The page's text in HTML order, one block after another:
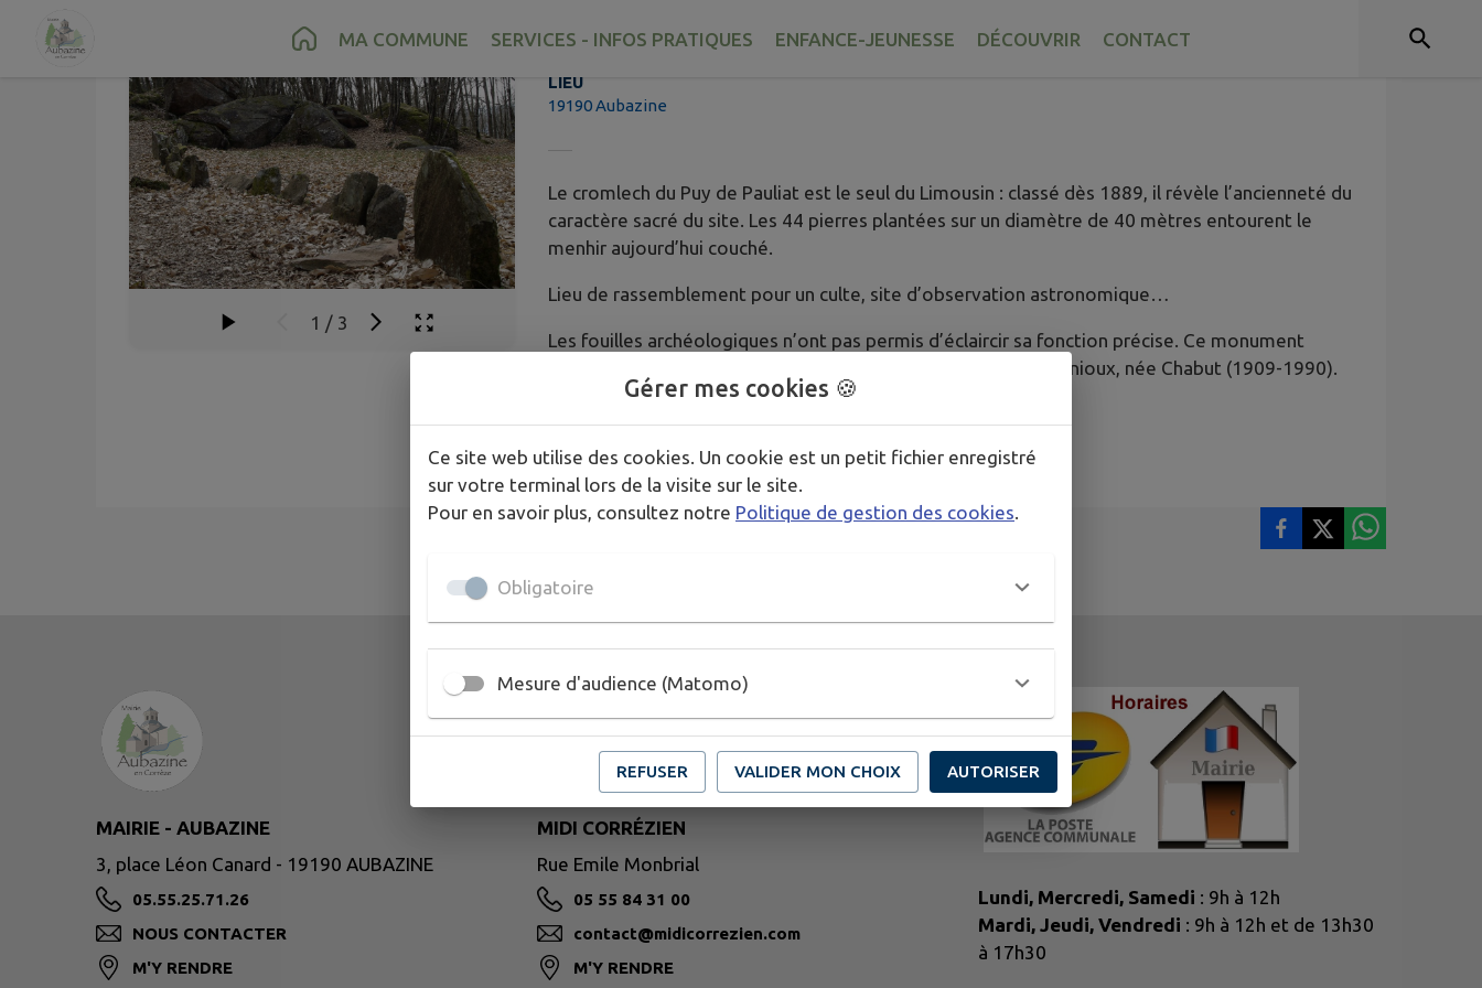
Contenu Recherche Pied de page
MA COMMUNE SERVICES - INFOS PRATIQUES ENFANCE-JEUNESSE DÉCOUVRIR CONTACT
1 / 3
LIEU
19190 Aubazine
Le cromlech du Puy de Pauliat est le seul du Limousin : classé dès 1889, il révèle l’ancienneté du
caractère sacré du site. Les 44 pierres plantées sur un diamètre de 40 mètres entourent le
menhir aujourd’hui couché.
Lieu de rassemblement pour un culte, site d’observation astronomique…
Les fouilles archéologiques n’ont pas permis d’éclaircir sa fonction précise. Ce monument
mégalithique a été donné à la commune par Clothilde Bergounioux, née Chabut (1909-1990).
MAIRIE - AUBAZINE
3, place Léon Canard - 19190 AUBAZINE
05.55.25.71.26
NOUS CONTACTER
M'Y RENDRE
MIDI CORRÉZIEN
Rue Emile Monbrial
05 55 84 31 00
contact@midicorrezien.com
M'Y RENDRE
Lundi, Mercredi, Samedi : 9h à 12h
Mardi, Jeudi, Vendredi : 9h à 12h et de 13h30
à 17h30
Gérer mes cookies 🍪
Ce site web utilise des cookies. Un cookie est un petit fichier enregistré
sur votre terminal lors de la visite sur le site.
Pour en savoir plus, consultez notre Politique de gestion des cookies
Obligatoire
Mesure d'audience (Matomo)
REFUSER VALIDER MON CHOIX AUTORISER